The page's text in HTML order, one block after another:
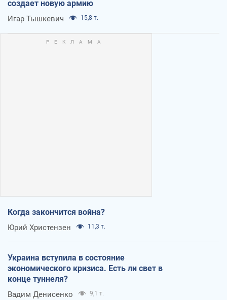
создает новую армию
Игар Тышкевич 15,8 т.
Когда закончится война?
Юрий Христензен 11,3 т.
Украина вступила в состояние
экономического кризиса. Есть ли свет в
конце туннеля?
Вадим Денисенко 9,1 т.